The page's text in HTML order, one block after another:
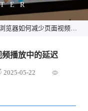
器如何减少页面视频播放中的延迟
播放中的延迟
2025-05-22